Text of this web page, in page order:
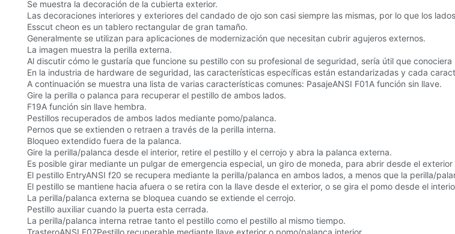
Se muestra la decoración de la cubierta exterior.
Las decoraciones interiores y exteriores del candado de ojo son casi siempre las mismas, por lo que los
Esscut cheon es un tablero rectangular de gran tamaño.
Generalmente se utilizan para aplicaciones de modernización que necesitan cubrir agujeros externos.
La imagen muestra la perilla externa.
Al discutir cómo le gustaría que funcione su pestillo con su profesional de seguridad, sería útil que conociera
En la industria de hardware de seguridad, las características específicas están estandarizadas y cada
A continuación se muestra una lista de varias características comunes: PasajeANSI F01A función sin llave.
Gire la perilla o palanca para recuperar el pestillo de ambos lados.
F19A función sin llave hembra.
Pestillos recuperados de ambos lados mediante pomo/palanca.
Pernos que se extienden o retraen a través de la perilla interna.
Bloqueo extendido fuera de la palanca.
Gire la perilla/palanca desde el interior, retire el pestillo y el cerrojo y abra la palanca externa.
Es posible girar mediante un pulgar de emergencia especial, un giro de moneda, para abrir desde el
El pestillo EntryANSI f20 se recupera mediante la perilla/palanca en ambos lados, a menos que la perilla/
El pestillo se mantiene hacia afuera o se retira con la llave desde el exterior, o se gira el pomo desde el
La perilla/palanca externa se bloquea cuando se extiende el cerrojo.
Pestillo auxiliar cuando la puerta esta cerrada.
La perilla/palanca interna retrae tanto el pestillo como el pestillo al mismo tiempo.